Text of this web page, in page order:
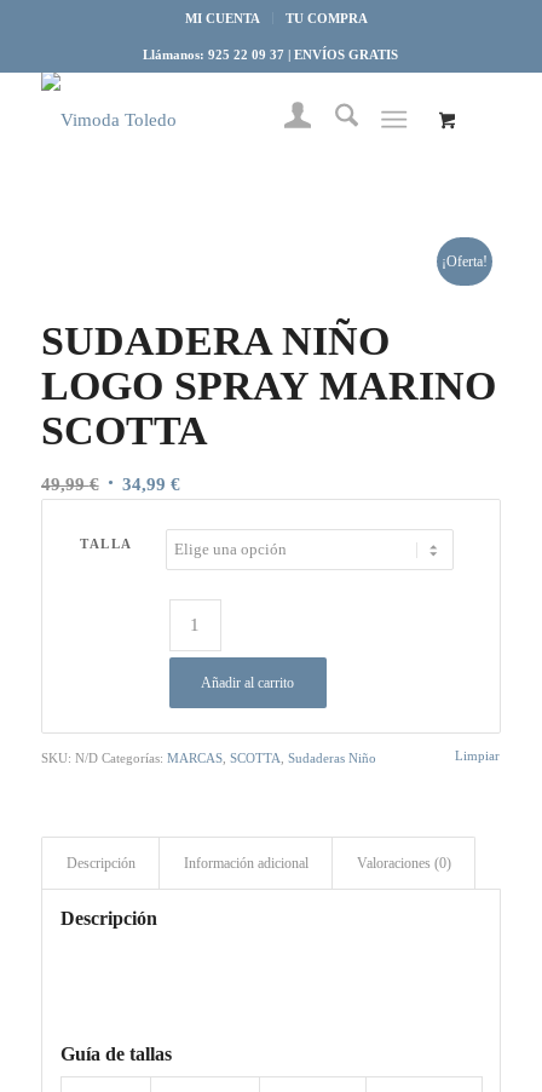
MI CUENTA TU COMPRA
Llámanos: 925 22 09 37 | ENVÍOS GRATIS
¡Oferta!
SUDADERA NIÑO
LOGO SPRAY MARINO
SCOTTA
49,99€ El
original
34,99 €El
actual
es:
34,99 €.
TALLA
Limpiar
Añadir al carrito
SKU: N/D Categorías: MARCAS, SCOTTA Sudaderas Niño
Descripción Información adicional Valoraciones (0)
Descripción
Guía de tallas